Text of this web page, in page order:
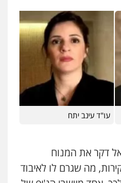
עו"ד עינב יתח
דקר את המנוח
מה שגרם לו לאיבוד